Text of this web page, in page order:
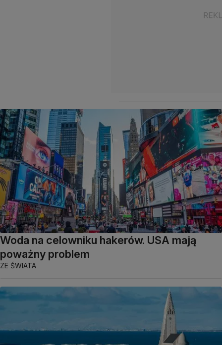
Woda na celowniku hakerów. USA mają
poważny problem
ZE ŚWIATA